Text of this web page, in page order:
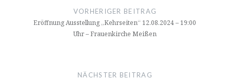
VORHERIGER BEITRAG
Eröffnung Ausstellung „Kehrseiten“ 12.08.2024 – 19:00
Uhr – Frauenkirche Meißen
NÄCHSTER BEITRAG